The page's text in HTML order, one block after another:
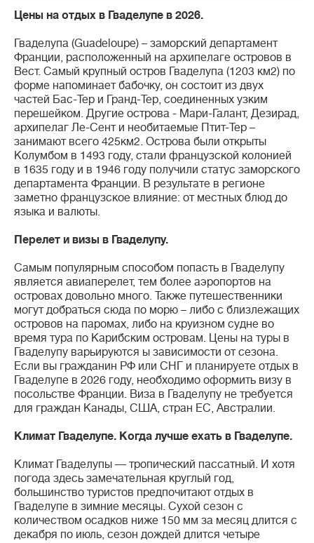
Цены на отдых в Гваделупе в 2026.
Гваделупа (Guadeloupe) – заморский департамент
Франции, расположенный на архипелаге островов в
Вест. Самый крупный остров Гваделупа (1203 км2) по
форме напоминает бабочку, он состоит из двух
частей Бас-Тер и Гранд-Тер, соединенных узким
перешейком. Другие острова - Мари-Галант, Дезирад,
архипелаг Ле-Сент и необитаемые Птит-Тер –
занимают всего 425км2. Острова были открыты
Колумбом в 1493 году, стали французской колонией
в 1635 году и в 1946 году получили статус заморского
департамента Франции. В результате в регионе
заметно французское влияние: от местных блюд до
языка и валюты.
Перелет и визы в Гваделупу.
Самым популярным способом попасть в Гваделупу
является авиаперелет, тем более аэропортов на
островах довольно много. Также путешественники
могут добраться сюда по морю – либо с близлежащих
островов на паромах, либо на круизном судне во
время тура по Карибским островам. Цены на туры в
Гваделупу варьируются ы зависимости от сезона.
Если вы гражданин РФ или СНГ и планируете отдых в
Гваделупе в 2026 году, необходимо оформить визу в
посольстве Франции. Виза в Гваделупу не требуется
для граждан Канады, США, стран ЕС, Австралии.
Климат Гваделупе. Когда лучше ехать в Гваделупе.
Климат Гваделупы — тропический пассатный. И хотя
погода здесь замечательная круглый год,
большинство туристов предпочитают отдых в
Гваделупе в зимние месяцы. Сухой сезон с
количеством осадков ниже 150 мм за месяц длится с
декабря по июль, сезон дождей длится четыре